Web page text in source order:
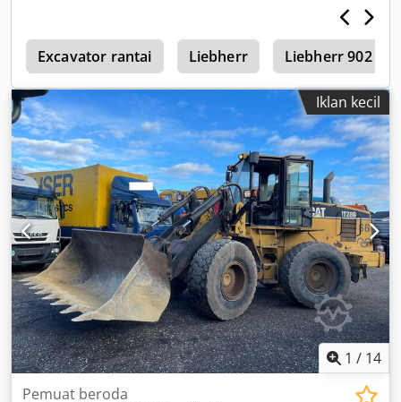
Excavator rantai Liebherr Liebherr 902
Iklan kecil
1 / 14
Pemuat beroda